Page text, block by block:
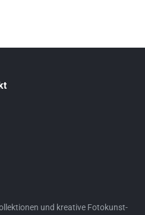
und kreative Fotokunst-